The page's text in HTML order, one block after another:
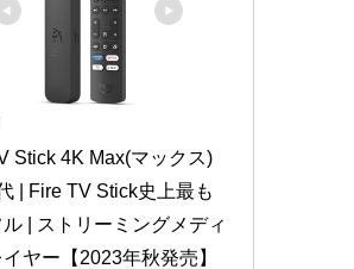
Stick 4K Max(マックス)
| Fire TV Stick史上最も
| ストリーミングメディ
ヤー【2023年秋発売】